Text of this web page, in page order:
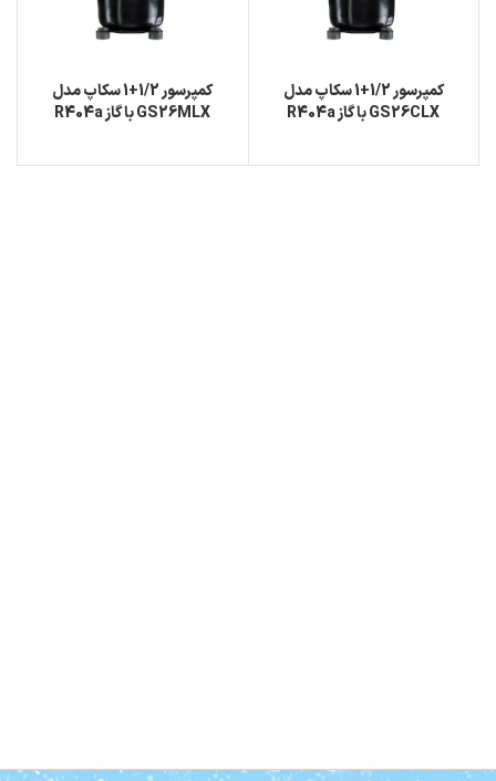
کمپرسور 1/2+1 سکاپ مدل
GS26CLX با گاز R404a
کمپرسور 1/2+1 سکاپ مدل
GS26MLX با گاز R404a